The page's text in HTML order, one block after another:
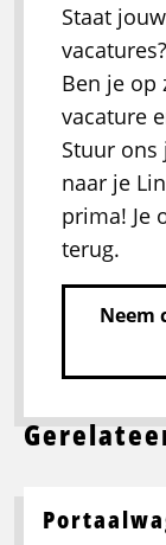
Staat
Ben je op
vacature
Stuur ons
naar je
prima! Je
terug.
Neem